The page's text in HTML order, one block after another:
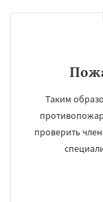
Таким
проверить